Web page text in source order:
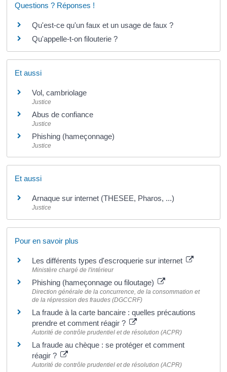
Questions ? Réponses !
Qu'est-ce qu'un faux et un usage de faux ?
Qu'appelle-t-on filouterie ?
Et aussi
Vol, cambriolage
Justice
Abus de confiance
Justice
Phishing (hameçonnage)
Justice
Et aussi
Arnaque sur internet (THESEE, Pharos, ...)
Justice
Pour en savoir plus
Les différents types d'escroquerie sur internet
Ministère chargé de l'intérieur
Phishing (hameçonnage ou filoutage)
Direction générale de la concurrence, de la consommation et
de la répression des fraudes (DGCCRF)
La fraude à la carte bancaire : quelles précautions
prendre et comment réagir ?
Autorité de contrôle prudentiel et de résolution (ACPR)
La fraude au chèque : se protéger et comment
réagir ?
Autorité de contrôle prudentiel et de résolution (ACPR)